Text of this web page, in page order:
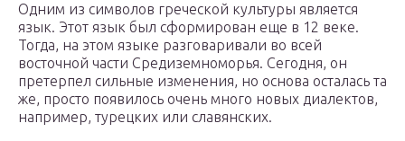
Одним из символов греческой культуры является
язык. Этот язык был сформирован еще в 12 веке.
Тогда, на этом языке разговаривали во всей
восточной части Средиземноморья. Сегодня, он
претерпел сильные изменения, но основа осталась та
же, просто появилось очень много новых диалектов,
например, турецких или славянских.